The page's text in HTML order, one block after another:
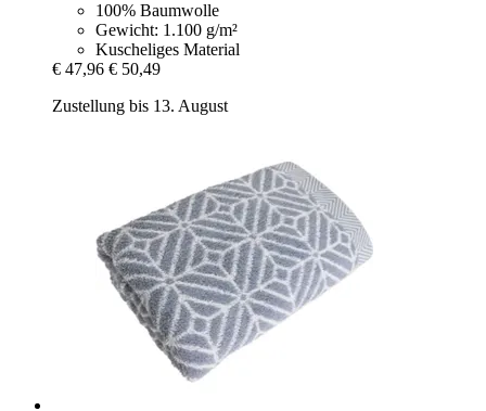
100% Baumwolle
Gewicht: 1.100 g/m²
Kuscheliges Material
€ 47,96 € 50,49
Zustellung bis 13. August